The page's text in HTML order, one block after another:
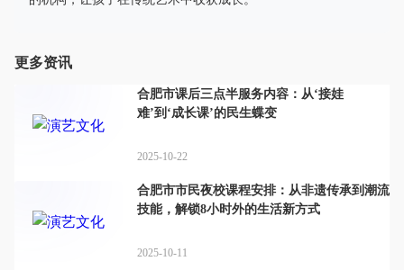
更多资讯
合肥市课后三点半服务内容：从‘接娃
难’到‘成长课’的民生蝶变
2025-10-22
合肥市市民夜校课程安排：从非遗传承到潮流
技能，解锁8小时外的生活新方式
2025-10-11